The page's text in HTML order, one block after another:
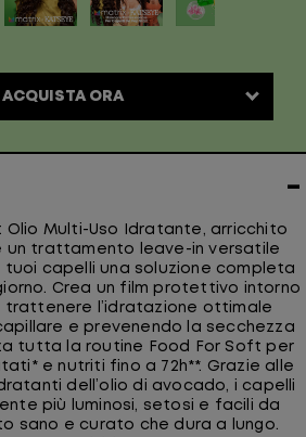
−
Olio Multi-Uso Idratante, arricchito
un trattamento leave-in versatile
capelli una soluzione completa
Crea un film protettivo intorno
trattenere l’idratazione ottimale
e prevenendo la secchezza
tutta la routine Food For Soft per
e nutriti fino a 72h**. Grazie alle
dell’olio di avocado, i capelli
più luminosi, setosi e facili da
sano e curato che dura a lungo.